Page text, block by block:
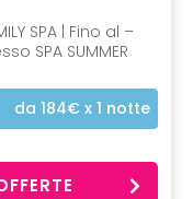
SPA | Fino al –
SPA SUMMER
da 184€ x 1 notte